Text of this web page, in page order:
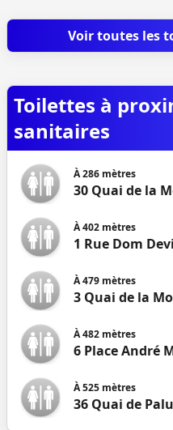
Voir toutes les
Toilettes à
sanitaires
À286 mètres
30 Quai de la
À402 mètres
1 Rue Dom
À479 mètres
3 Quai de la
À482 mètres
6 Place André
À525 mètres
36 Quai de